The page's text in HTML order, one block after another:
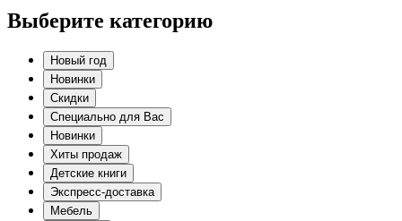
Выберите категорию
Новый год
Новинки
Скидки
Специально для Вас
Новинки
Хиты продаж
Детские книги
Экспресс-доставка
Мебель